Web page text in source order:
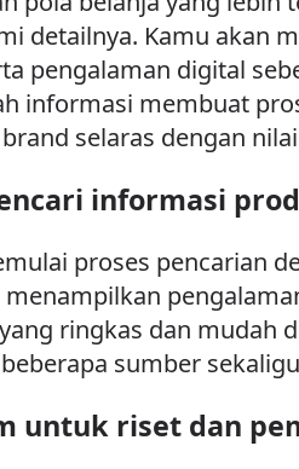
detailnya. Kamu akan
pengalaman digital
informasi membuat
selaras dengan
informasi
proses pencarian
ringkas dan mudah
sumber
untuk riset dan